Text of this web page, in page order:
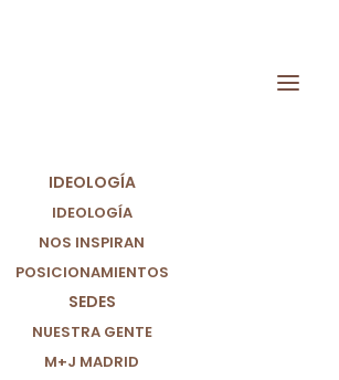
IDEOLOGÍA
IDEOLOGÍA
NOS INSPIRAN
POSICIONAMIENTOS
SEDES
NUESTRA GENTE
M+J MADRID
Mayores